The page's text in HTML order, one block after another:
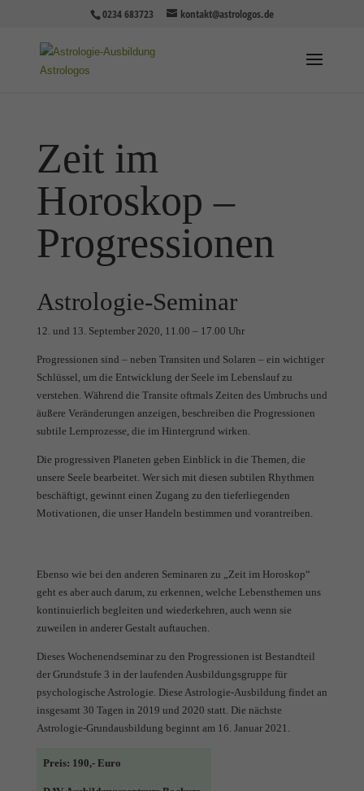
0234 683723 kontakt@astrologos.de
Zeit im
Horoskop –
Progressionen
Astrologie-Seminar
12. und 13. September 2020, 11.00 – 17.00 Uhr
Progressionen sind – neben Transiten und Solaren – ein wichtiger
Schlüssel, um die Entwicklung der Seele im Lebenslauf zu
verstehen. Während die Transite oftmals Zeiten des Umbruchs und
äußere Veränderungen anzeigen, beschreiben die Progressionen
subtile Lernprozesse, die im Hintergrund wirken.
Die progressiven Planeten geben Einblick in die Themen, die
unsere Seele bearbeitet. Wer sich mit diesen subtilen Rhythmen
beschäftigt, gewinnt einen Zugang zu den tieferliegenden
Motivationen, die unser Handeln bestimmen und vorantreiben.
Ebenso wie bei den anderen Seminaren zu „Zeit im Horoskop“
geht es aber auch darum, zu erkennen, welche Lebensthemen uns
kontinuierlich begleiten und wiederkehren, auch wenn sie
zuweilen in anderer Gestalt auftauchen.
Dieses Wochenendseminar zu den Progressionen ist Bestandteil
der Grundstufe 3 in der laufenden Ausbildungsgruppe für
psychologische Astrologie. Diese Astrologie-Ausbildung findet an
insgesamt 30 Tagen in 2019 und 2020 statt. Die nächste
Astrologie-Grundausbildung beginnt am 16. Januar 2021.
Preis: 190,- Euro